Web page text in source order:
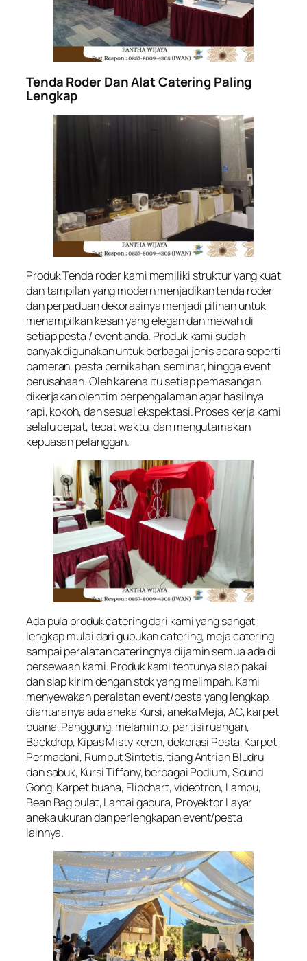
Tenda Roder Dan Alat Catering Paling
Lengkap
Produk Tenda roder kami memiliki struktur yang kuat
dan tampilan yang modern menjadikan tenda roder
dan perpaduan dekorasinya menjadi pilihan untuk
menampilkan kesan yang elegan dan mewah di
setiap pesta / event anda. Produk kami sudah
banyak digunakan untuk berbagai jenis acara seperti
pameran, pesta pernikahan, seminar, hingga event
perusahaan. Oleh karena itu setiap pemasangan
dikerjakan oleh tim berpengalaman agar hasilnya
rapi, kokoh, dan sesuai ekspektasi. Proses kerja kami
selalu cepat, tepat waktu, dan mengutamakan
kepuasan pelanggan.
Ada pula produk catering dari kami yang sangat
lengkap mulai dari gubukan catering, meja catering
sampai peralatan cateringnya dijamin semua ada di
persewaan kami. Produk kami tentunya siap pakai
dan siap kirim dengan stok yang melimpah. Kami
menyewakan peralatan event/pesta yang lengkap,
diantaranya ada aneka Kursi, aneka Meja, AC, karpet
buana, Panggung, melaminto, partisi ruangan,
Backdrop, Kipas Misty keren, dekorasi Pesta, Karpet
Permadani, Rumput Sintetis, tiang Antrian Bludru
dan sabuk, Kursi Tiffany, berbagai Podium, Sound
Gong, Karpet buana, Flipchart, videotron, Lampu,
Bean Bag bulat, Lantai gapura, Proyektor Layar
aneka ukuran dan perlengkapan event/pesta
lainnya.